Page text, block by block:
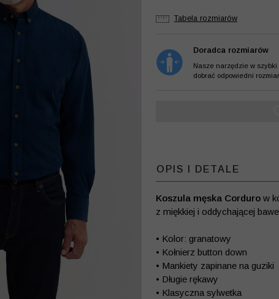
Tabela rozmiarów
Doradca rozmiarów
Nasze narzędzie w szybki
dobrać odpowiedni rozmiar.
OPIS I DETALE
Koszula męska Corduro w
z miękkiej i oddychającej
• Kolor: granatowy
• Kołnierz button down
• Mankiety zapinane na guziki
• Długie rękawy
• Klasyczna sylwetka